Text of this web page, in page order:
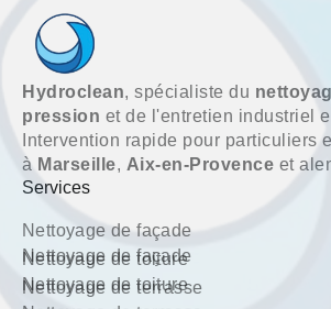
Hydroclean, spécialiste du
pression et de l'entretien industriel
Intervention rapide pour particuliers
à Marseille, Aix-en-Provence et
Services
Nettoyage de façade
Nettoyage de façade
Nettoyage de toiture
Nettoyage de toiture
Nettoyage de terrasse